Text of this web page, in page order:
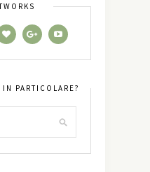
PARTICOLARE?